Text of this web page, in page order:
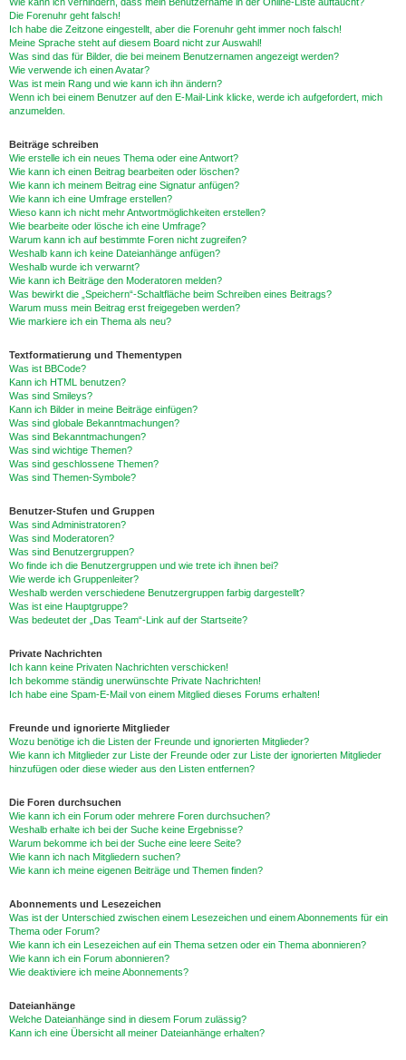
Die Forenuhr geht falsch!
Ich habe die Zeitzone eingestellt, aber die Forenuhr geht immer noch falsch!
Meine Sprache steht auf diesem Board nicht zur Auswahl!
Was sind das für Bilder, die bei meinem Benutzernamen angezeigt werden?
Wie verwende ich einen Avatar?
Was ist mein Rang und wie kann ich ihn ändern?
Wenn ich bei einem Benutzer auf den E-Mail-Link klicke, werde ich aufgefordert, mich
anzumelden.
Beiträge schreiben
Wie erstelle ich ein neues Thema oder eine Antwort?
Wie kann ich einen Beitrag bearbeiten oder löschen?
Wie kann ich meinem Beitrag eine Signatur anfügen?
Wie kann ich eine Umfrage erstellen?
Wieso kann ich nicht mehr Antwortmöglichkeiten erstellen?
Wie bearbeite oder lösche ich eine Umfrage?
Warum kann ich auf bestimmte Foren nicht zugreifen?
Weshalb kann ich keine Dateianhänge anfügen?
Weshalb wurde ich verwarnt?
Wie kann ich Beiträge den Moderatoren melden?
Was bewirkt die „Speichern“-Schaltfläche beim Schreiben eines Beitrags?
Warum muss mein Beitrag erst freigegeben werden?
Wie markiere ich ein Thema als neu?
Textformatierung und Thementypen
Was ist BBCode?
Kann ich HTML benutzen?
Was sind Smileys?
Kann ich Bilder in meine Beiträge einfügen?
Was sind globale Bekanntmachungen?
Was sind Bekanntmachungen?
Was sind wichtige Themen?
Was sind geschlossene Themen?
Was sind Themen-Symbole?
Benutzer-Stufen und Gruppen
Was sind Administratoren?
Was sind Moderatoren?
Was sind Benutzergruppen?
Wo finde ich die Benutzergruppen und wie trete ich ihnen bei?
Wie werde ich Gruppenleiter?
Weshalb werden verschiedene Benutzergruppen farbig dargestellt?
Was ist eine Hauptgruppe?
Was bedeutet der „Das Team“-Link auf der Startseite?
Private Nachrichten
Ich kann keine Privaten Nachrichten verschicken!
Ich bekomme ständig unerwünschte Private Nachrichten!
Ich habe eine Spam-E-Mail von einem Mitglied dieses Forums erhalten!
Freunde und ignorierte Mitglieder
Wozu benötige ich die Listen der Freunde und ignorierten Mitglieder?
Wie kann ich Mitglieder zur Liste der Freunde oder zur Liste der ignorierten Mitglieder
hinzufügen oder diese wieder aus den Listen entfernen?
Die Foren durchsuchen
Wie kann ich ein Forum oder mehrere Foren durchsuchen?
Weshalb erhalte ich bei der Suche keine Ergebnisse?
Warum bekomme ich bei der Suche eine leere Seite?
Wie kann ich nach Mitgliedern suchen?
Wie kann ich meine eigenen Beiträge und Themen finden?
Abonnements und Lesezeichen
Was ist der Unterschied zwischen einem Lesezeichen und einem Abonnements für ein
Thema oder Forum?
Wie kann ich ein Lesezeichen auf ein Thema setzen oder ein Thema abonnieren?
Wie kann ich ein Forum abonnieren?
Wie deaktiviere ich meine Abonnements?
Dateianhänge
Welche Dateianhänge sind in diesem Forum zulässig?
Kann ich eine Übersicht all meiner Dateianhänge erhalten?